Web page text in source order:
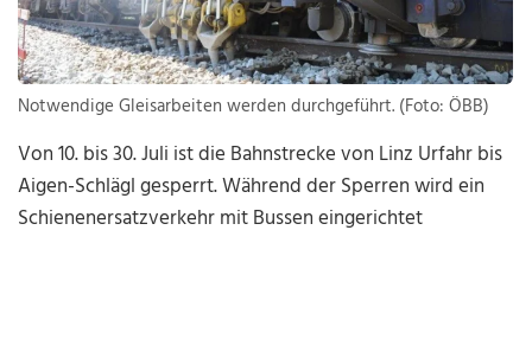
Notwendige Gleisarbeiten werden durchgeführt. (Foto: ÖBB)
Von 10. bis 30. Juli ist die Bahnstrecke von Linz Urfahr bis
Aigen-Schlägl gesperrt. Während der Sperren wird ein
Schienenersatzverkehr mit Bussen eingerichtet